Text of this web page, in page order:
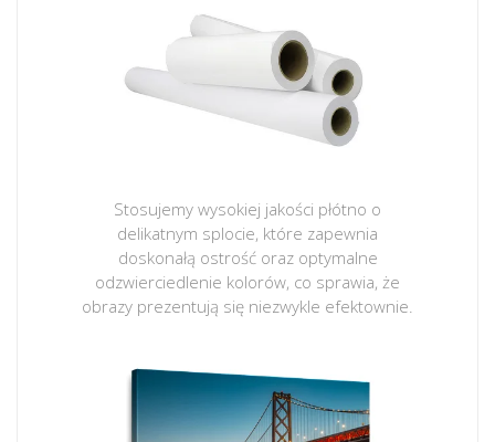
Stosujemy wysokiej jakości płótno o
delikatnym splocie, które zapewnia
doskonałą ostrość oraz optymalne
odzwierciedlenie kolorów, co sprawia, że
obrazy prezentują się niezwykle efektownie.